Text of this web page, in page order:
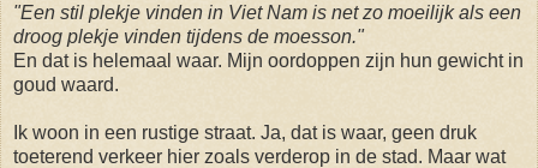
"Een stil plekje vinden in Viet Nam is net zo moeilijk als een
droog plekje vinden tijdens de moesson."
En dat is helemaal waar. Mijn oordoppen zijn hun gewicht in
goud waard.
Ik woon in een rustige straat. Ja, dat is waar, geen druk
toeterend verkeer hier zoals verderop in de stad. Maar wat